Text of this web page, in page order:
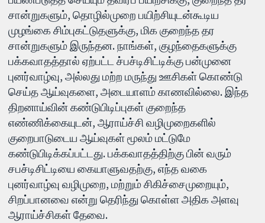
சான்றுகளும், தொழில்முறை பயிற்சியுடன்கூடிய
முழங்கை சிம்புகட்டுதளுக்கு, மிக குறைந்த தர
சான்றுகளும் இருந்தன. நாங்கள், குழந்தைகளுக்கு
பக்கவாதத்தால் ஏற்பட்ட ச்பச்டிசிட்டிக்கு பன்முனை
புனர்வாழ்வு, அல்லது மற்ற மருந்து ஊசிகள் கொண்டு
செய்த ஆய்வுகளை, அடையாளம் காணவில்லை. இந்த
திறனாய்வின் கண்டுபிடிப்புகள் குறைந்த
எண்ணிக்கையுடன், ஆராய்ச்சி வழிமுறைகளில்
குறைபாடுடைய ஆய்வுகள் மூலம் மட்டுமே
கண்டுபிடிக்கப்பட்டது. பக்கவாதத்திற்கு பின் வரும்
சபச்டிசிட்டியை கையாளுவதற்கு, எந்த வகை
புனர்வாழ்வு வழிமுறை, மற்றும் சிகிச்சைமுறையும்,
சிறப்பானவை என்று தெரிந்து கொள்ள அதிக அளவு
ஆராய்ச்சிகள் தேவை.